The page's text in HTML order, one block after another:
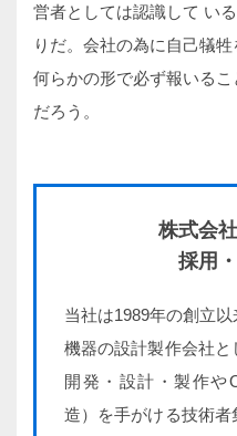
営者としては認識して い
りだ。会社の為に自己犠
何らかの形で必ず報いる
だろう。
株式会
採用
当社は1989年の創立
機器の設計製作会社
開発・設計・製作や
造）を手がける技術